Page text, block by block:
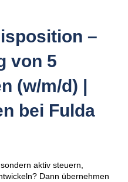
–
von 5
(w/m/d) |
bei Fulda
aktiv steuern,
Dann übernehmen